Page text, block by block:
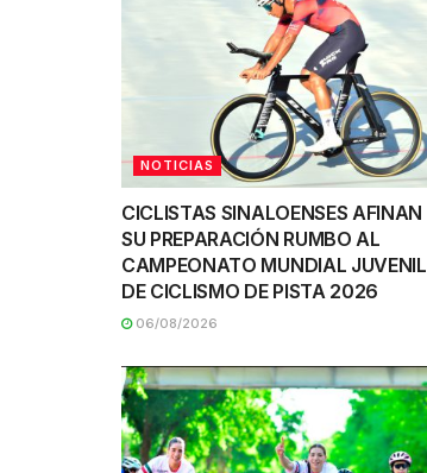
NOTICIAS
CICLISTAS SINALOENSES AFINAN
SU PREPARACIÓN RUMBO AL
CAMPEONATO MUNDIAL JUVENIL
DE CICLISMO DE PISTA 2026
06/08/2026